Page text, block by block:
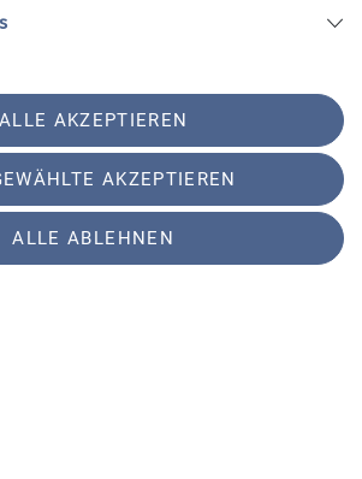
ALLE AKZEPTIEREN
AKZEPTIEREN
ALLE ABLEHNEN